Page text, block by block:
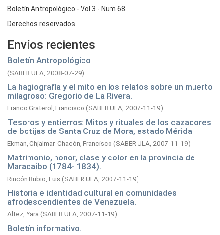
Boletín Antropológico - Vol 3 - Num 68
Derechos reservados
Envíos recientes
Boletín Antropológico
(SABER ULA, 2008-07-29)
La hagiografía y el mito en los relatos sobre un muerto
milagroso: Gregorio de La Rivera.
Franco Graterol, Francisco (SABER ULA, 2007-11-19)
Tesoros y entierros: Mitos y rituales de los cazadores
de botijas de Santa Cruz de Mora, estado Mérida.
Ekman, Chjalmar; Chacón, Francisco (SABER ULA, 2007-11-19)
Matrimonio, honor, clase y color en la provincia de
Maracaibo (1784- 1834).
Rincón Rubio, Luis (SABER ULA, 2007-11-19)
Historia e identidad cultural en comunidades
afrodescendientes de Venezuela.
Altez, Yara (SABER ULA, 2007-11-19)
Boletín informativo.